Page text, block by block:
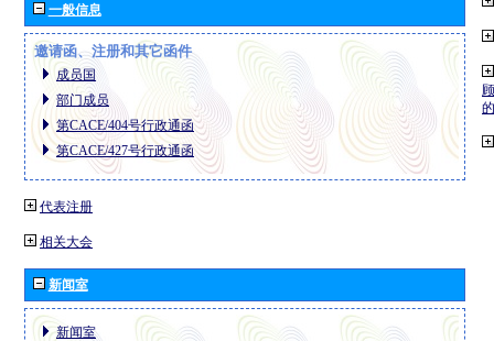
一般信息
邀请函、注册和其它函件
成员国
部门成员
第CACE/404号行政通函
第CACE/427号行政通函
代表注册
相关大会
新闻室
新闻室